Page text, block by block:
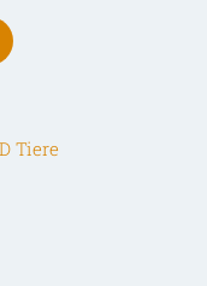
Tiere